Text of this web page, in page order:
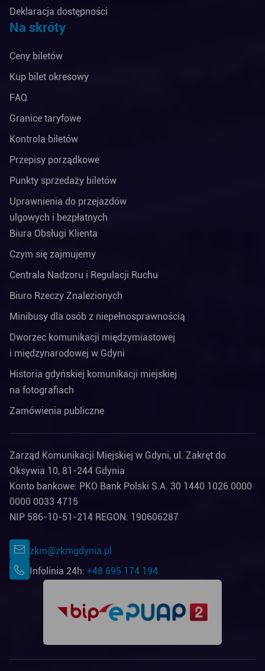
Deklaracja dostępności
Na skróty
Ceny biletów
Kup bilet okresowy
FAQ
Granice taryfowe
Kontrola biletów
Przepisy porządkowe
Punkty sprzedaży biletów
Uprawnienia do przejazdów
ulgowych i bezpłatnych
Biura Obsługi Klienta
Czym się zajmujemy
Centrala Nadzoru i Regulacji Ruchu
Biuro Rzeczy Znalezionych
Minibusy dla osób z niepełnosprawnością
Dworzec komunikacji międzymiastowej
i międzynarodowej w Gdyni
Historia gdyńskiej komunikacji miejskiej
na fotografiach
Zamówienia publiczne
Zarząd Komunikacji Miejskiej w Gdyni, ul. Zakręt do
Oksywia 10, 81-244 Gdynia
Konto bankowe: PKO Bank Polski S.A. 30 1440 1026 0000
0000 0033 4715
NIP 586-10-51-214 REGON: 190606287
zkm@zkmgdynia.pl
Infolinia 24h: +48 695 174 194